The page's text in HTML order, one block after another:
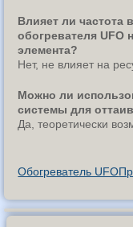
Влияет ли частота
обогревателя UFO
элемента?
Нет, не влияет на
Можно ли
системы для
Да, теоретически
Обогреватель UFO